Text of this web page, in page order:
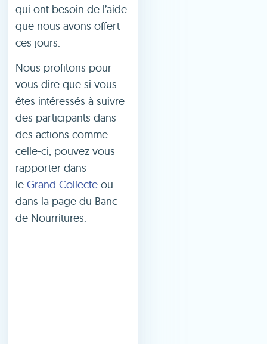
qui ont besoin de l’aide
que nous avons offert
ces jours.
Nous profitons pour
vous dire que si vous
êtes intéressés à suivre
des participants dans
des actions comme
celle-ci, pouvez vous
rapporter dans
leGrand Collecte ou
dans la page du Banc
de Nourritures.